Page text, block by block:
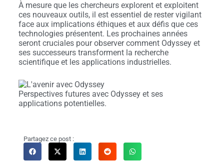
À mesure que les chercheurs explorent et exploitent
ces nouveaux outils, il est essentiel de rester vigilant
face aux implications éthiques et aux défis que ces
technologies présentent. Les prochaines années
seront cruciales pour observer comment Odyssey et
ses successeurs transforment la recherche
scientifique et les applications industrielles.
Perspectives futures avec Odyssey et ses
applications potentielles.
Partagez ce post :